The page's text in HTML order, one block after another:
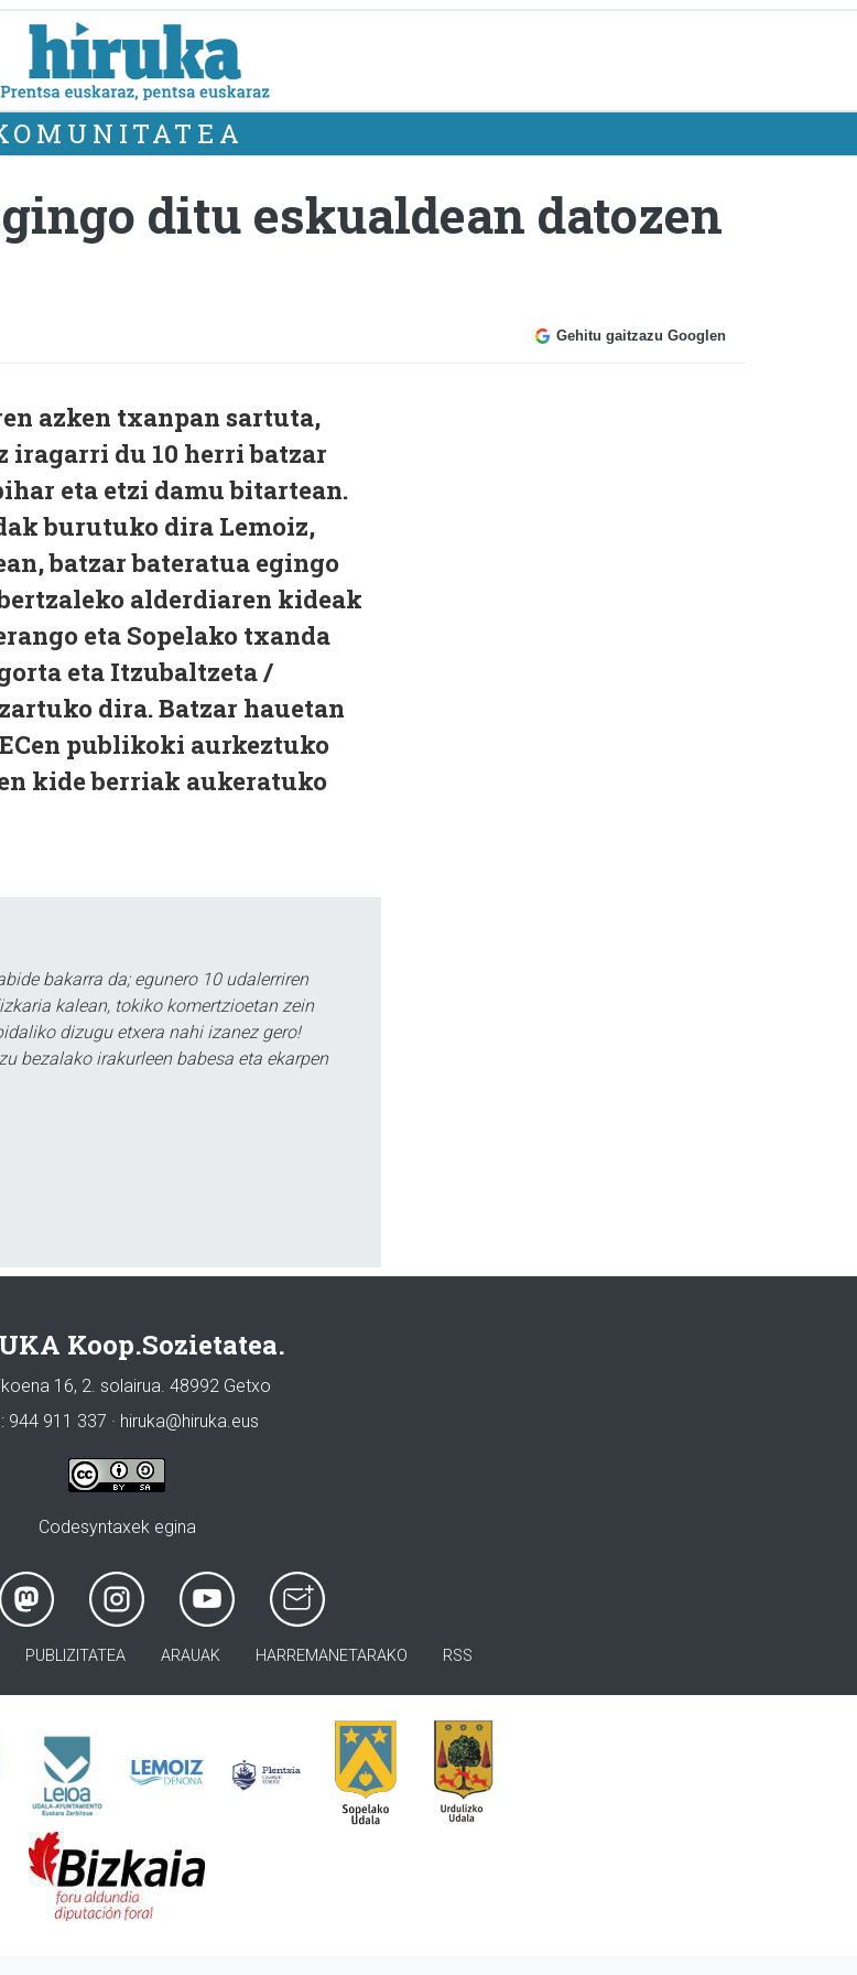
ditu eskualdean datozen
Gehitu gaitzazu Googlen
azken txanpan sartuta,
iragarri du 10 herri batzar
eta etzi damu bitartean.
burutuko dira Lemoiz,
batzar bateratua egingo
alderdiaren kideak
eta Sopelako txanda
eta Itzubaltzeta /
dira. Batzar hauetan
publikoki aurkeztuko
kide berriak aukeratuko
bakarra da; egunero 10 udalerriren
kalean, tokiko komertzioetan zein
dizugu etxera nahi izanez gero!
bezalako irakurleen babesa eta ekarpen
Koop.Sozietatea.
16, 2. solairua. 48992 Getxo
944 911 337 · hiruka@hiruka.eus
Codesyntaxek egina
PUBLIZITATEA ARAUAK HARREMANETARAKO RSS